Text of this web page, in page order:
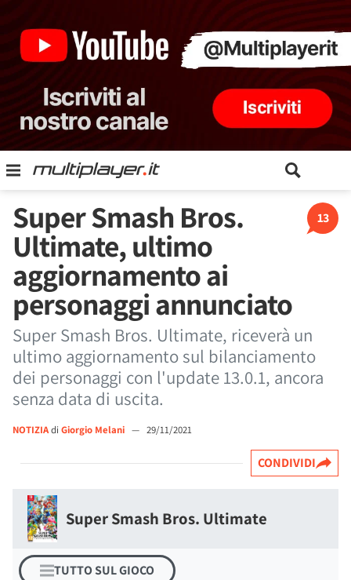
13
Super Smash Bros.
Ultimate, ultimo
aggiornamento ai
personaggi annunciato
Super Smash Bros. Ultimate, riceverà un
ultimo aggiornamento sul bilanciamento
dei personaggi con l'update 13.0.1, ancora
senza data di uscita.
NOTIZIAdi Giorgio Melani — 29/11/2021
CONDIVIDI
Super Smash Bros. Ultimate
TUTTO SUL GIOCO